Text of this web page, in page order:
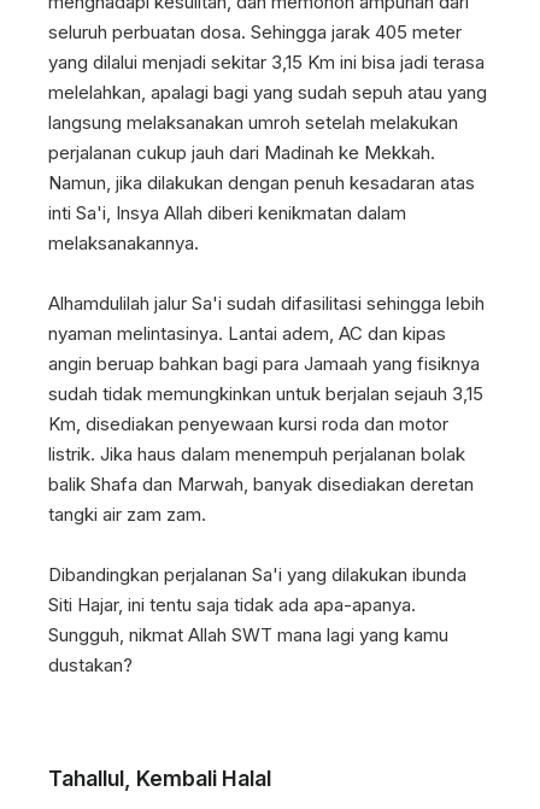
seluruh perbuatan dosa. Sehingga jarak 405 meter
yang dilalui menjadi sekitar 3,15 Km ini bisa jadi terasa
melelahkan, apalagi bagi yang sudah sepuh atau yang
langsung melaksanakan umroh setelah melakukan
perjalanan cukup jauh dari Madinah ke Mekkah.
Namun, jika dilakukan dengan penuh kesadaran atas
inti Sa'i, Insya Allah diberi kenikmatan dalam
melaksanakannya.
Alhamdulilah jalur Sa'i sudah difasilitasi sehingga lebih
nyaman melintasinya. Lantai adem, AC dan kipas
angin beruap bahkan bagi para Jamaah yang fisiknya
sudah tidak memungkinkan untuk berjalan sejauh 3,15
Km, disediakan penyewaan kursi roda dan motor
listrik. Jika haus dalam menempuh perjalanan bolak
balik Shafa dan Marwah, banyak disediakan deretan
tangki air zam zam.
Dibandingkan perjalanan Sa'i yang dilakukan ibunda
Siti Hajar, ini tentu saja tidak ada apa-apanya.
Sungguh, nikmat Allah SWT mana lagi yang kamu
dustakan?
Tahallul, Kembali Halal